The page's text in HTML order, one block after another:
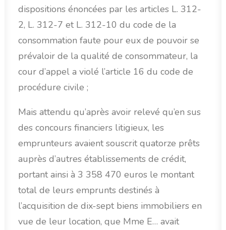
dispositions énoncées par les articles L. 312-
2, L. 312-7 et L. 312-10 du code de la
consommation faute pour eux de pouvoir se
prévaloir de la qualité de consommateur, la
cour d’appel a violé l’article 16 du code de
procédure civile ;
Mais attendu qu’après avoir relevé qu’en sus
des concours financiers litigieux, les
emprunteurs avaient souscrit quatorze prêts
auprès d’autres établissements de crédit,
portant ainsi à 3 358 470 euros le montant
total de leurs emprunts destinés à
l’acquisition de dix-sept biens immobiliers en
vue de leur location, que Mme E… avait